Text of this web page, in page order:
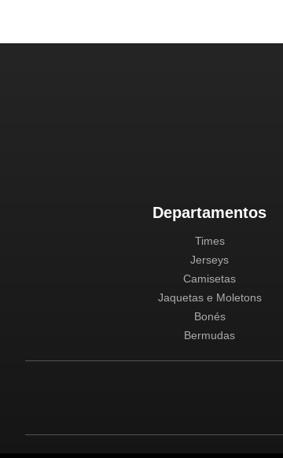
Departamentos
Times
Jerseys
Camisetas
Jaquetas e Moletons
Bonés
Bermudas